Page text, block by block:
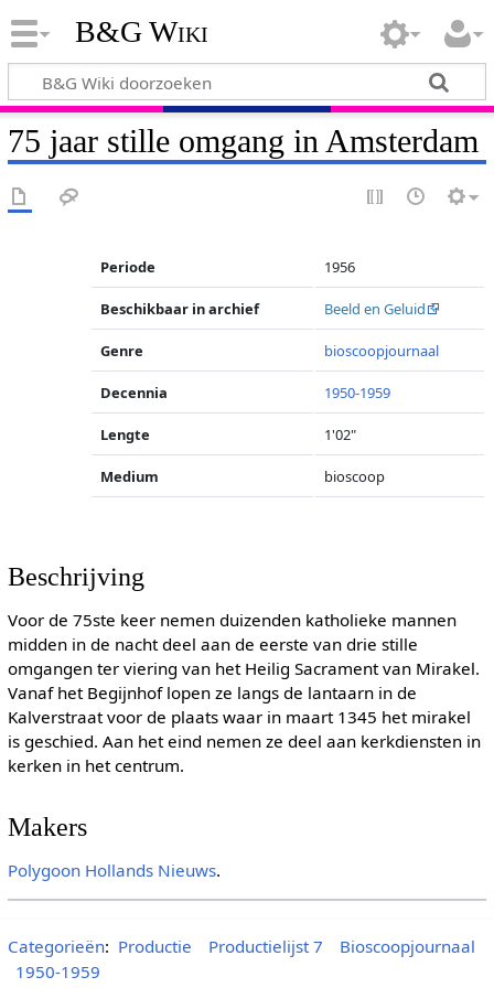
B&G Wiki
75 jaar stille omgang in Amsterdam
Periode 1956
Beschikbaar in archief Beeld en Geluid
Genre bioscoopjournaal
Decennia 1950-1959
Lengte 1'02"
Medium bioscoop
Beschrijving
Voor de 75ste keer nemen duizenden katholieke mannen
midden in de nacht deel aan de eerste van drie stille
omgangen ter viering van het Heilig Sacrament van Mirakel.
Vanaf het Begijnhof lopen ze langs de lantaarn in de
Kalverstraat voor de plaats waar in maart 1345 het mirakel
is geschied. Aan het eind nemen ze deel aan kerkdiensten in
kerken in het centrum.
Makers
Polygoon Hollands Nieuws.
Categorieën: Productie Productielijst 7
Bioscoopjournaal
1950-1959